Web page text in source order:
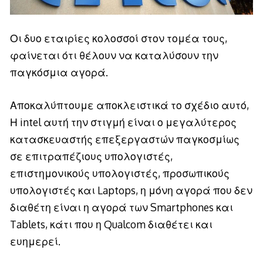
Οι δυο εταιρίες κολοσσοί στον τομέα τους,
φαίνεται ότι θέλουν να καταλύσουν την
παγκόσμια αγορά.
Αποκαλύπτουμε αποκλειστικά το σχέδιο αυτό,
Η intel αυτή την στιγμή είναι ο μεγαλύτερος
κατασκευαστής επεξεργαστών παγκοσμίως
σε επιτραπέζιους υπολογιστές,
επιστημονικούς υπολογιστές, προσωπικούς
υπολογιστές και Laptops, η μόνη αγορά που δεν
διαθέτη είναι η αγορά των Smartphones και
Tablets, κάτι που η Qualcom διαθέτει και
ευημερεί.